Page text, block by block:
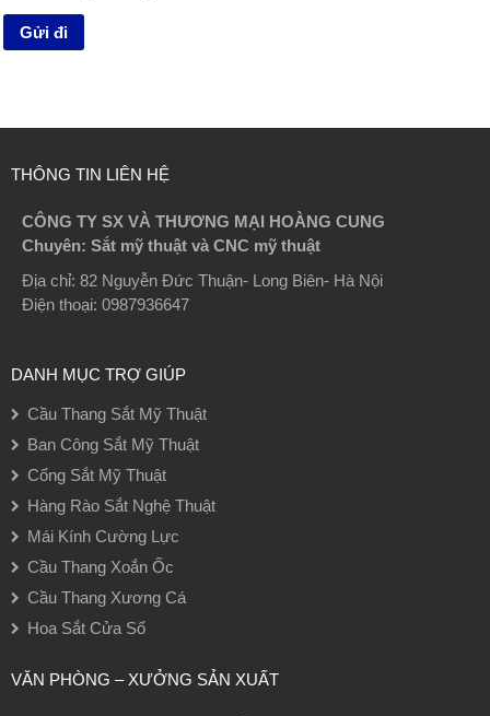
THÔNG TIN LIÊN HỆ
CÔNG TY SX VÀ THƯƠNG MẠI HOÀNG CUNG
Chuyên: Sắt mỹ thuật và CNC mỹ thuật
Địa chỉ: 82 Nguyễn Đức Thuận- Long Biên- Hà Nội
Điện thoại: 0987936647
DANH MỤC TRỢ GIÚP
Cầu Thang Sắt Mỹ Thuật
Ban Công Sắt Mỹ Thuật
Cổng Sắt Mỹ Thuật
Hàng Rào Sắt Nghệ Thuật
Mái Kính Cường Lực
Cầu Thang Xoắn Ốc
Cầu Thang Xương Cá
Hoa Sắt Cửa Sổ
VĂN PHÒNG – XƯỞNG SẢN XUẤT